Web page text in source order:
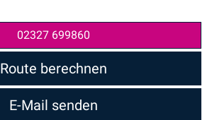
02327 699860
Route berechnen
E-Mail senden